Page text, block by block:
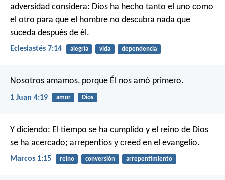
adversidad considera: Dios ha hecho tanto el uno como
el otro para que el hombre no descubra nada que
suceda después de él.
Eclesiastés 7:14 alegría vida dependencia
Nosotros amamos, porque Él nos amó primero.
1 Juan 4:19 amor Dios
Y diciendo: El tiempo se ha cumplido y el reino de Dios
se ha acercado; arrepentíos y creed en el evangelio.
Marcos 1:15 reino conversión arrepentimiento